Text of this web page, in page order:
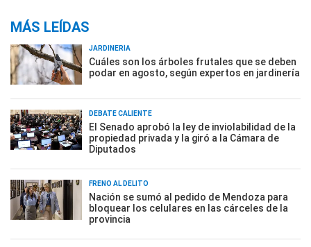
MÁS LEÍDAS
JARDINERÍA
Cuáles son los árboles frutales que se deben
podar en agosto, según expertos en jardinería
DEBATE CALIENTE
El Senado aprobó la ley de inviolabilidad de la
propiedad privada y la giró a la Cámara de
Diputados
FRENO AL DELITO
Nación se sumó al pedido de Mendoza para
bloquear los celulares en las cárceles de la
provincia